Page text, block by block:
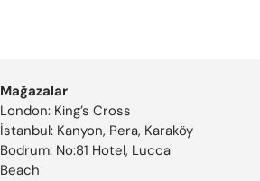
Mağazalar
London: King’s Cross
İstanbul: Kanyon, Pera, Karaköy
Bodrum: No:81 Hotel, Lucca
Beach